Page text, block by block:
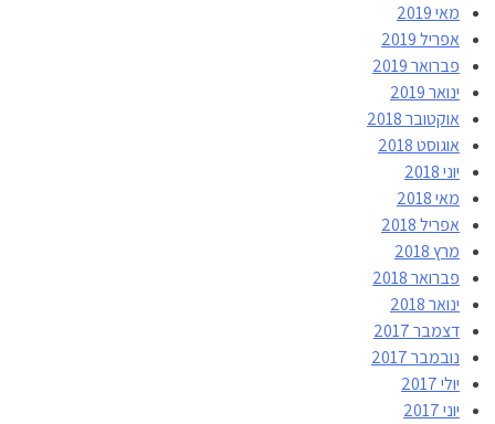
מאי 2019
אפריל 2019
פברואר 2019
ינואר 2019
אוקטובר 2018
אוגוסט 2018
יוני 2018
מאי 2018
אפריל 2018
מרץ 2018
פברואר 2018
ינואר 2018
דצמבר 2017
נובמבר 2017
יולי 2017
יוני 2017